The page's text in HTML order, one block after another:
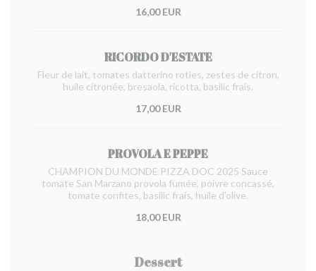
16,00 EUR
RICORDO D'ESTATE
Fleur de lait, tomates datterino roties, zestes de citron,
huile citronée, bresaola, ricotta, basilic frais.
17,00 EUR
PROVOLA E PEPPE
CHAMPION DU MONDE PIZZA DOC 2025 Sauce
tomate San Marzano provola fumée, poivre concassé,
tomate confites, basilic frais, huile d'olive.
18,00 EUR
Dessert